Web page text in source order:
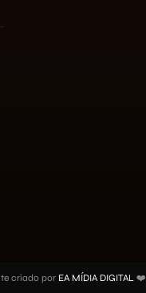
criado por EA MÍDIA DIGITAL❤️